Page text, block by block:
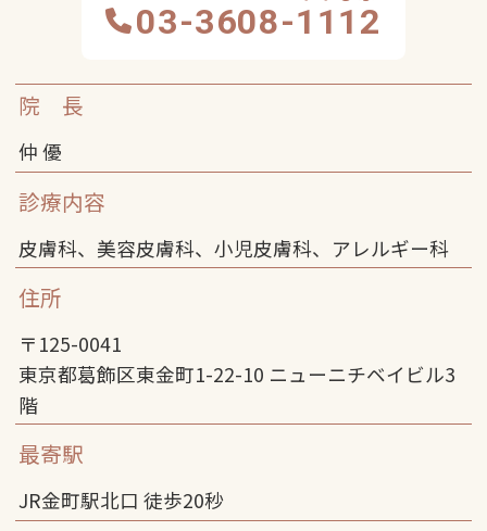
03-3608-1112
院 長
仲 優
診療内容
皮膚科、美容皮膚科、小児皮膚科、アレルギー科
住所
〒125-0041
東京都葛飾区東金町1-22-10 ニューニチベイビル3
階
最寄駅
JR金町駅北口 徒歩20秒